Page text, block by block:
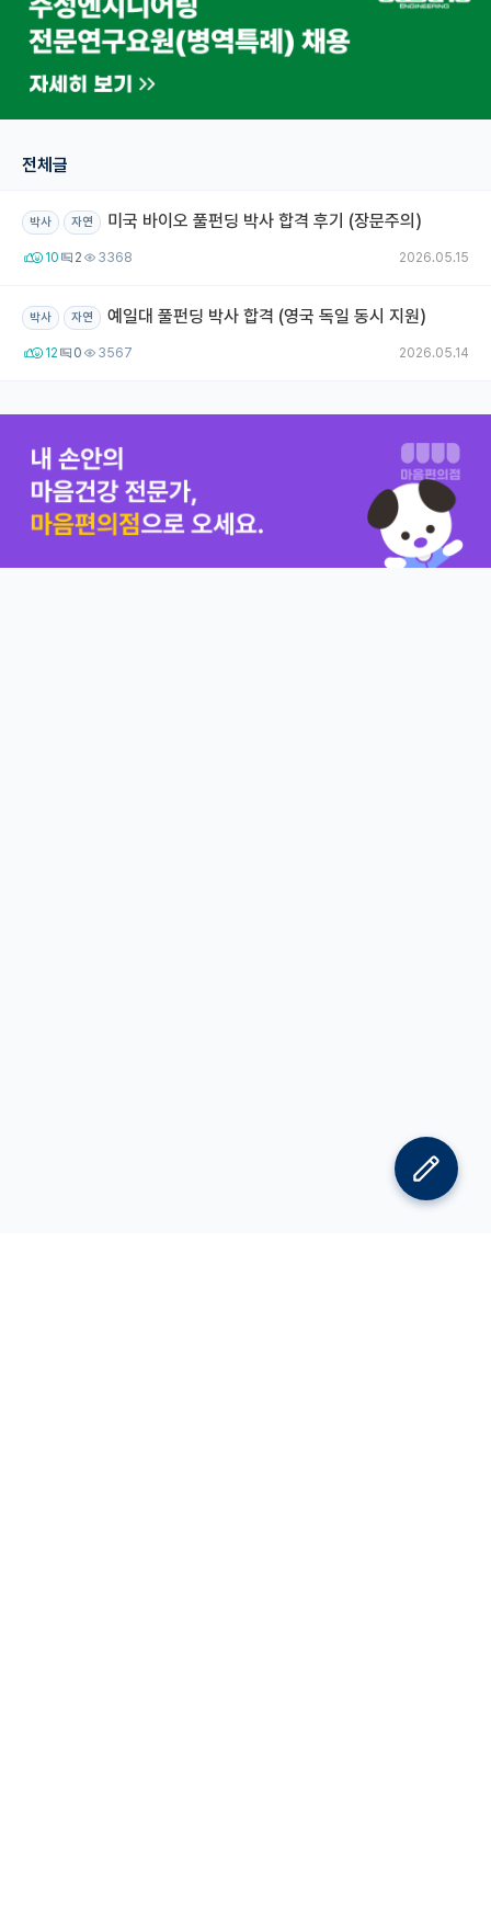
전체글
박사 자연 미국 바이오 풀펀딩 박사 합격 후기 (장문주의)
10 2 3368 2026.05.15
박사 자연 예일대 풀펀딩 박사 합격 (영국 독일 동시 지원)
12 0 3567 2026.05.14